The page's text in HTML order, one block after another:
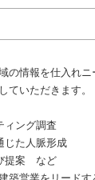
の情報を仕入れ
ていただきます。
ィング調査
じた人脈形成
提案 など